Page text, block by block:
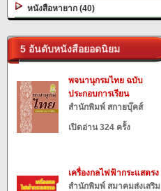
หนังสือหายาก (40)
5 อันดับหนังสือยอดนิยม
พจนานุกรมไทย ฉบับ
ประกอบการเรียน
สำนักพิมพ์ สกายบุ๊คส์
เปิดอ่าน 324 ครั้ง
เครื่องกลไฟฟ้ากระแสตรง
สำนักพิมพ์ สมาคมส่งเสริม